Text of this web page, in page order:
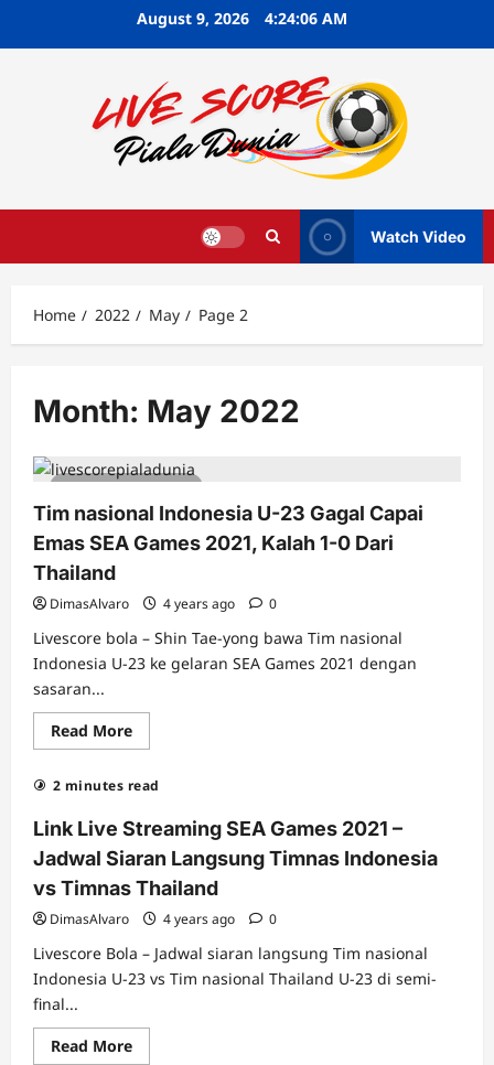
August 9, 2026 4:24:07 AM
Watch Video
Home 2022 May Page 2
Month: May 2022
2 minutes read
Tim nasional Indonesia U-23 Gagal Capai
Emas SEA Games 2021, Kalah 1-0 Dari
Thailand
DimasAlvaro 4 years ago 0
Livescore bola – Shin Tae-yong bawa Tim nasional
Indonesia U-23 ke gelaran SEA Games 2021 dengan
sasaran...
Read MoreRead
more
Tim
nasional
U-
23
Gagal
Capai
Emas
SEA
Games
2021,
Kalah
1-
0
Dari
2 minutes read
Link Live Streaming SEA Games 2021 –
Jadwal Siaran Langsung Timnas Indonesia
vs Timnas Thailand
DimasAlvaro 4 years ago 0
Livescore Bola – Jadwal siaran langsung Tim nasional
Indonesia U-23 vs Tim nasional Thailand U-23 di semi-
final...
Read MoreRead
more